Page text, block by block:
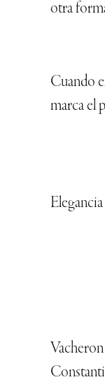
otra
Cuando
marca el
Vacheron